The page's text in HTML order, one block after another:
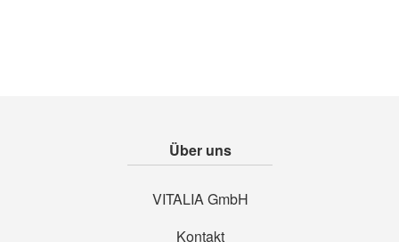
Über uns
VITALIA GmbH
Kontakt